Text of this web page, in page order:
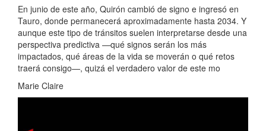
En junio de este año, Quirón cambió de signo e ingresó en
Tauro, donde permanecerá aproximadamente hasta 2034. Y
aunque este tipo de tránsitos suelen interpretarse desde una
perspectiva predictiva —qué signos serán los más
impactados, qué áreas de la vida se moverán o qué retos
traerá consigo—, quizá el verdadero valor de este mo
Marie Claire